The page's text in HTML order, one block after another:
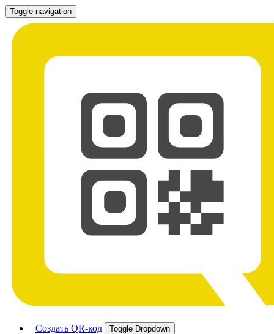
Toggle navigation
Создать QR-код Toggle Dropdown